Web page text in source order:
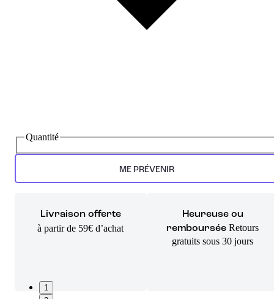
Quantité
ME PRÉVENIR
Livraison offerte
à partir de 59€ d’achat
Heureuse ou
remboursée Retours
gratuits sous 30 jours
1